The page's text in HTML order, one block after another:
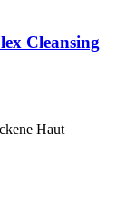
Cleansing
Haut